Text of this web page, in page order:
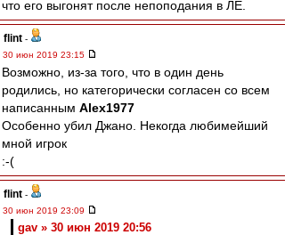
что его выгонят после непоподания в ЛЕ.
flint -
30 июн 2019 23:15
Возможно, из-за того, что в один день
родились, но категорически согласен со всем
написанным Alex1977
Особенно убил Джано. Некогда любимейший
мной игрок
:-(
flint -
30 июн 2019 23:09
gav » 30 июн 2019 20:56